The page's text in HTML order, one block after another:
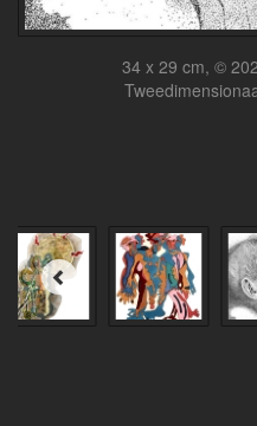
34 x 29 cm, ©